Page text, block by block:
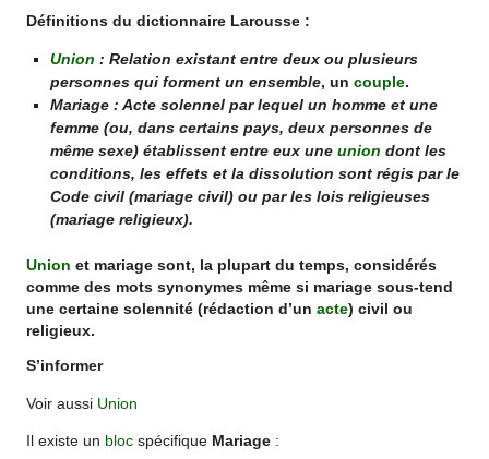
Définitions du dictionnaire Larousse :
Union : Relation existant entre deux ou plusieurs
personnes qui forment un ensemble, un couple.
Mariage : Acte solennel par lequel un homme et une
femme (ou, dans certains pays, deux personnes de
même sexe) établissent entre eux une union dont les
conditions, les effets et la dissolution sont régis par le
Code civil (mariage civil) ou par les lois religieuses
(mariage religieux).
Union et mariage sont, la plupart du temps, considérés
comme des mots synonymes même si mariage sous-tend
une certaine solennité (rédaction d’unacte) civil ou
religieux.
S’informer
Voir aussi Union
Il existe un bloc spécifique Mariage :